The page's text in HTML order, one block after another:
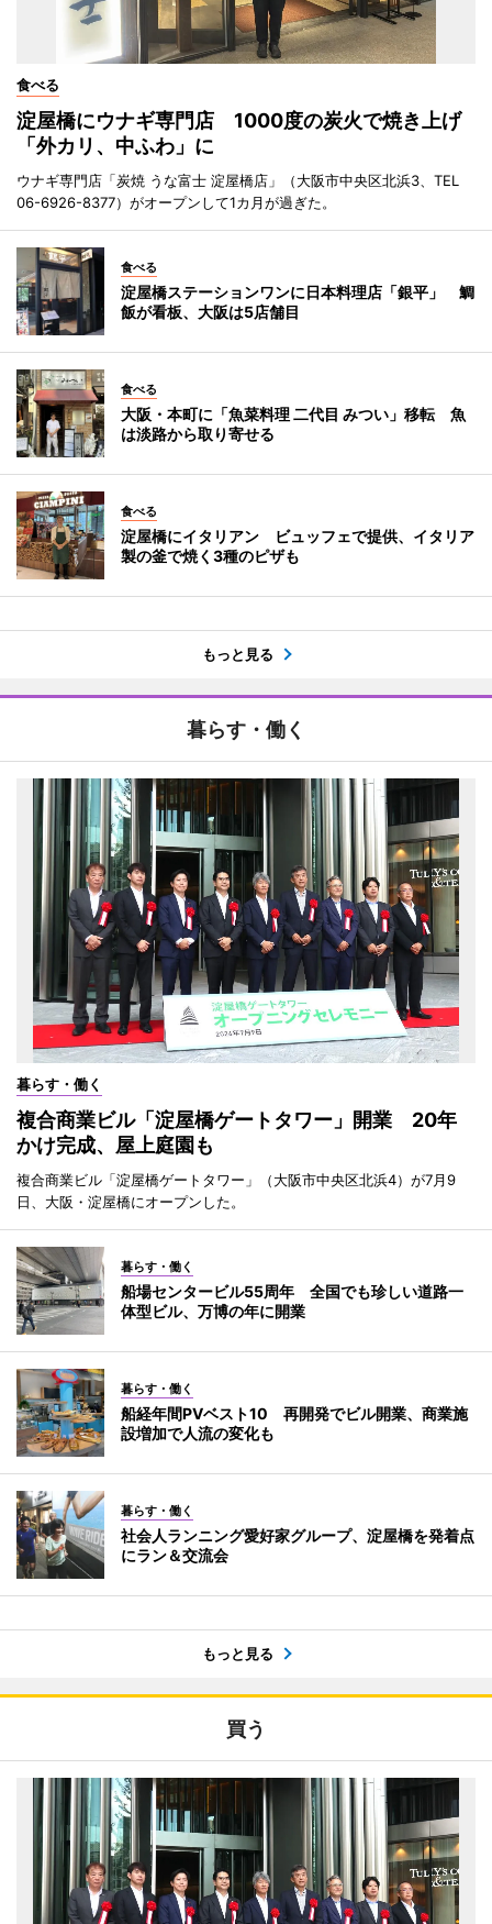
食べる
淀屋橋にウナギ専門店 1000度の炭火で焼き上げ
「外カリ、中ふわ」に
ウナギ専門店「炭焼 うな富士 淀屋橋店」（大阪市中央区北浜3、TEL
06-6926-8377）がオープンして1カ月が過ぎた。
食べる
淀屋橋ステーションワンに日本料理店「銀平」 鯛
飯が看板、大阪は5店舗目
食べる
大阪・本町に「魚菜料理 二代目 みつい」移転 魚
は淡路から取り寄せる
食べる
淀屋橋にイタリアン ビュッフェで提供、イタリア
製の釜で焼く3種のピザも
もっと見る
暮らす・働く
暮らす・働く
複合商業ビル「淀屋橋ゲートタワー」開業 20年
かけ完成、屋上庭園も
複合商業ビル「淀屋橋ゲートタワー」（大阪市中央区北浜4）が7月9
日、大阪・淀屋橋にオープンした。
暮らす・働く
船場センタービル55周年 全国でも珍しい道路一
体型ビル、万博の年に開業
暮らす・働く
船経年間PVベスト10 再開発でビル開業、商業施
設増加で人流の変化も
暮らす・働く
社会人ランニング愛好家グループ、淀屋橋を発着点
にラン＆交流会
もっと見る
買う